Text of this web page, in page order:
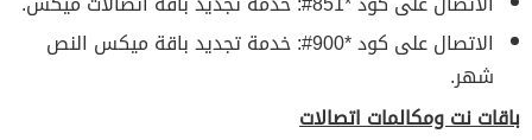
الاتصال على كود *900#: خدمة تجديد باقة ميكس النص
شهر.
باقات نت ومكالمات اتصالات